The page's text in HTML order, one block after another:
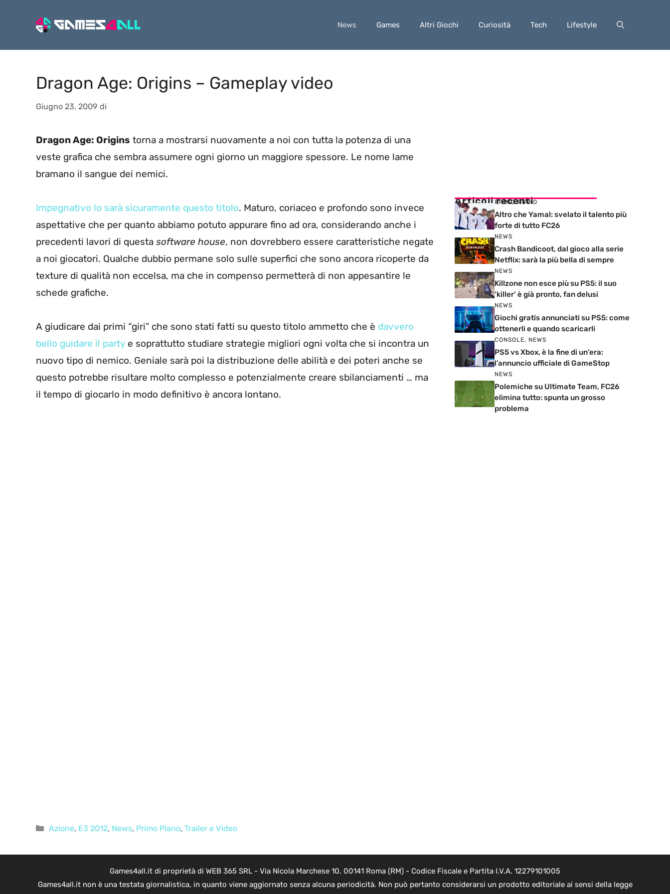
News Games Altri Giochi Curiosità Tech Lifestyle
Dragon Age: Origins – Gameplay video
Giugno 23, 2009 di
Dragon Age: Origins torna a mostrarsi nuovamente a noi con tutta la potenza di una
veste grafica che sembra assumere ogni giorno un maggiore spessore. Le nome lame
bramano il sangue dei nemici.
Impegnativo lo sarà sicuramente questo titolo. Maturo, coriaceo e profondo sono invece
aspettative che per quanto abbiamo potuto appurare fino ad ora, considerando anche i
precedenti lavori di questa software house, non dovrebbero essere caratteristiche negate
a noi giocatori. Qualche dubbio permane solo sulle superfici che sono ancora ricoperte da
texture di qualità non eccelsa, ma che in compenso permetterà di non appesantire le
schede grafiche.
A giudicare dai primi “giri” che sono stati fatti su questo titolo ammetto che è davvero
bello guidare il party e soprattutto studiare strategie migliori ogni volta che si incontra un
nuovo tipo di nemico. Geniale sarà poi la distribuzione delle abilità e dei poteri anche se
questo potrebbe risultare molto complesso e potenzialmente creare sbilanciamenti … ma
il tempo di giocarlo in modo definitivo è ancora lontano.
Categorie
Azione, E3 2012, News, Primo Piano, Trailer e Video
Articoli recenti
PRIMO PIANO
Altro che Yamal: svelato il talento più
forte di tutto FC26
NEWS
Crash Bandicoot, dal gioco alla serie
Netflix: sarà la più bella di sempre
NEWS
Killzone non esce più su PS5: il suo
‘killer’ è già pronto, fan delusi
NEWS
Giochi gratis annunciati su PS5: come
ottenerli e quando scaricarli
CONSOLE, NEWS
PS5 vs Xbox, è la fine di un’era:
l’annuncio ufficiale di GameStop
NEWS
Polemiche su Ultimate Team, FC26
elimina tutto: spunta un grosso
problema
Games4all.it di proprietà di WEB 365 SRL - Via Nicola Marchese 10, 00141 Roma (RM) - Codice Fiscale e Partita I.V.A. 12279101005
Games4all.it non è una testata giornalistica, in quanto viene aggiornato senza alcuna periodicità. Non può pertanto considerarsi un prodotto editoriale ai sensi della legge